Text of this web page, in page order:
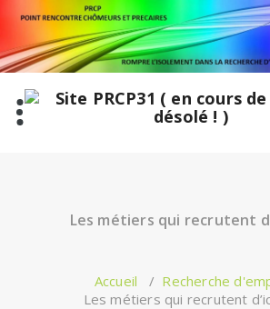
contenu
Les métiers qui recrutent
Accueil / Recherche
Les métiers qui recrutent